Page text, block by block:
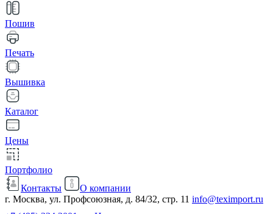
Пошив
Печать
Вышивка
Каталог
Цены
Портфолио
Контакты
О компании
г. Москва, ул. Профсоюзная, д. 84/32, стр. 11 info@teximport.ru